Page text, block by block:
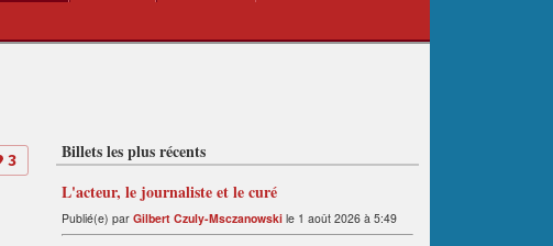
3
Billets les plus récents
L'acteur, le journaliste et le curé
Publié(e) par Gilbert Czuly-Msczanowski le 1 août 2026 à 5:49